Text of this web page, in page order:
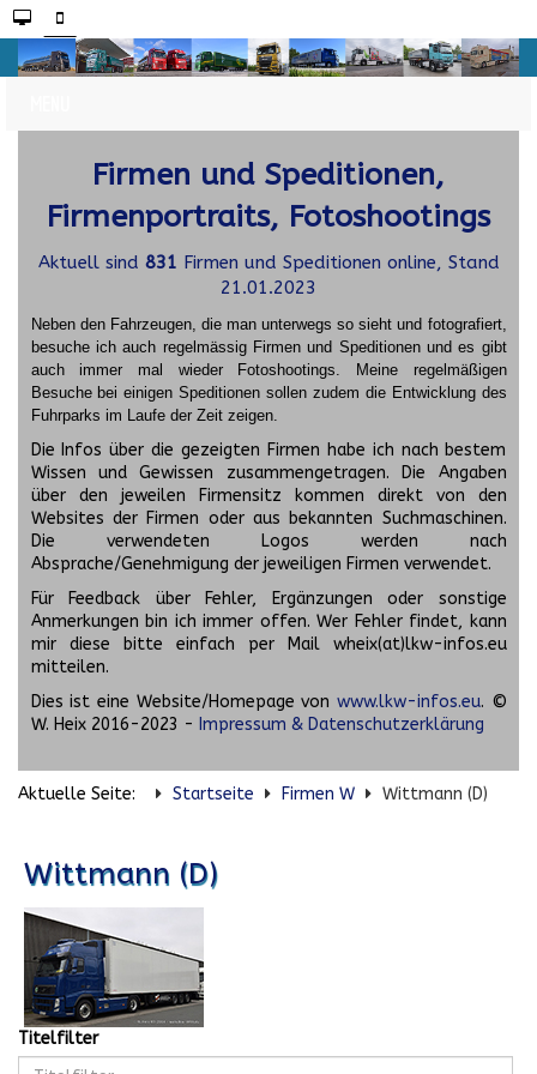
Firmen und Speditionen,
Firmenportraits, Fotoshootings
Aktuell sind 831 Firmen und Speditionen online, Stand
21.01.2023
Neben den Fahrzeugen, die man unterwegs so sieht und fotografiert,
besuche ich auch regelmässig Firmen und Speditionen und es gibt
auch immer mal wieder Fotoshootings.
Meine regelmäßigen
Besuche bei einigen Speditionen sollen zudem die Entwicklung des
Fuhrparks im Laufe der Zeit zeigen.
Die Infos über die gezeigten Firmen habe ich nach bestem
Wissen und Gewissen zusammengetragen. Die Angaben
über den jeweilen Firmensitz kommen direkt von den
Websites der Firmen oder aus bekannten Suchmaschinen.
Die verwendeten Logos werden nach
Absprache/Genehmigung der jeweiligen Firmen verwendet.
Für Feedback über Fehler, Ergänzungen oder sonstige
Anmerkungen bin ich immer offen. Wer Fehler findet, kann
mir diese bitte einfach per Mail wheix(at)lkw-infos.eu
mitteilen.
Dies ist eine Website/Homepage von www.lkw-infos.eu. ©
W. Heix 2016-2023 - Impressum & Datenschutzerklärung
Aktuelle Seite: Startseite Firmen W Wittmann (D)
Wittmann (D)
Titelfilter